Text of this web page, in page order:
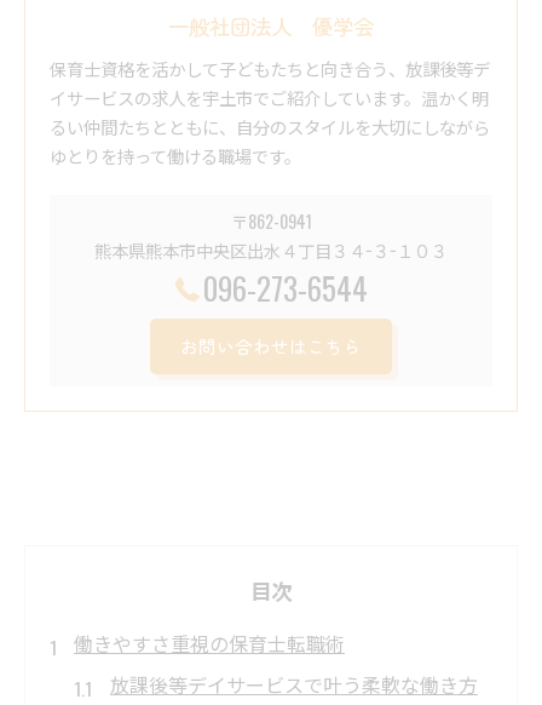
一般社団法人 優学会
保育士資格を活かして子どもたちと向き合う、放課後等デ
イサービスの求人を宇土市でご紹介しています。温かく明
るい仲間たちとともに、自分のスタイルを大切にしながら
ゆとりを持って働ける職場です。
〒862-0941
熊本県熊本市中央区出水４丁目３４−３−１０３
096-273-6544
お問い合わせはこちら
目次
働きやすさ重視の保育士転職術
放課後等デイサービスで叶う柔軟な働き方